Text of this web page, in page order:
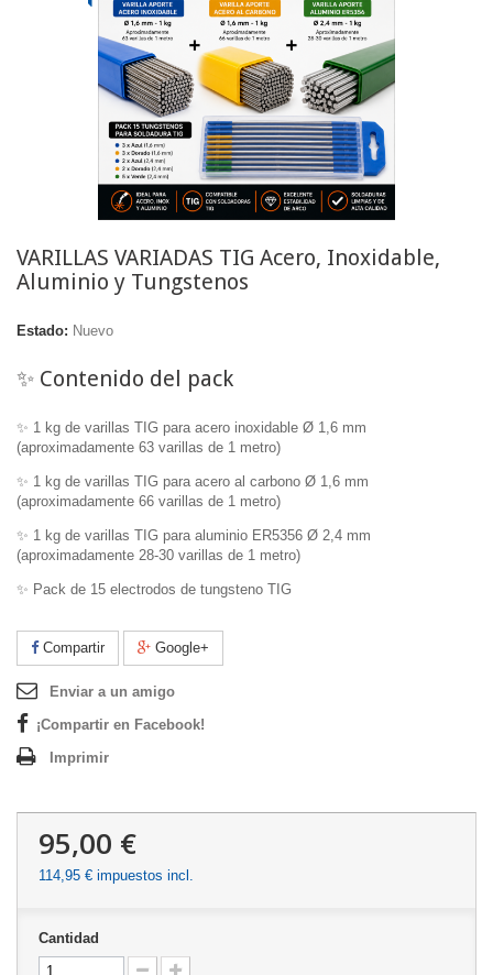
VARILLAS VARIADAS TIG Acero, Inoxidable,
Aluminio y Tungstenos
Estado: Nuevo
✨ Contenido del pack
✨ 1 kg de varillas TIG para acero inoxidable Ø 1,6 mm
(aproximadamente 63 varillas de 1 metro)
✨ 1 kg de varillas TIG para acero al carbono Ø 1,6 mm
(aproximadamente 66 varillas de 1 metro)
✨ 1 kg de varillas TIG para aluminio ER5356 Ø 2,4 mm
(aproximadamente 28-30 varillas de 1 metro)
✨ Pack de 15 electrodos de tungsteno TIG
Compartir Google+
Enviar a un amigo
¡Compartir en Facebook!
Imprimir
95,00 €
114,95 € impuestos incl.
Cantidad